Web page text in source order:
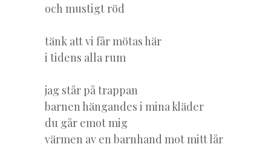
och mustigt röd
tänk att vi får mötas här
i tidens alla rum
jag står på trappan
barnen hängandes i mina kläder
du går emot mig
värmen av en barnhand mot mitt lår